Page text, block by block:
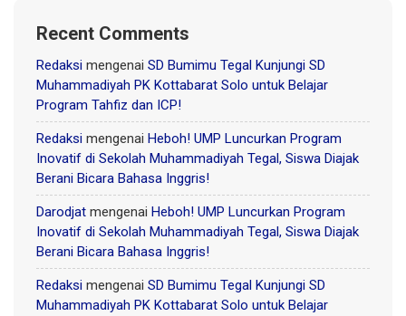
Recent Comments
Redaksi mengenai SD Bumimu Tegal Kunjungi SD
Muhammadiyah PK Kottabarat Solo untuk Belajar
Program Tahfiz dan ICP!
Redaksi mengenai Heboh! UMP Luncurkan Program
Inovatif di Sekolah Muhammadiyah Tegal, Siswa Diajak
Berani Bicara Bahasa Inggris!
Darodjat mengenai Heboh! UMP Luncurkan Program
Inovatif di Sekolah Muhammadiyah Tegal, Siswa Diajak
Berani Bicara Bahasa Inggris!
Redaksi mengenai SD Bumimu Tegal Kunjungi SD
Muhammadiyah PK Kottabarat Solo untuk Belajar